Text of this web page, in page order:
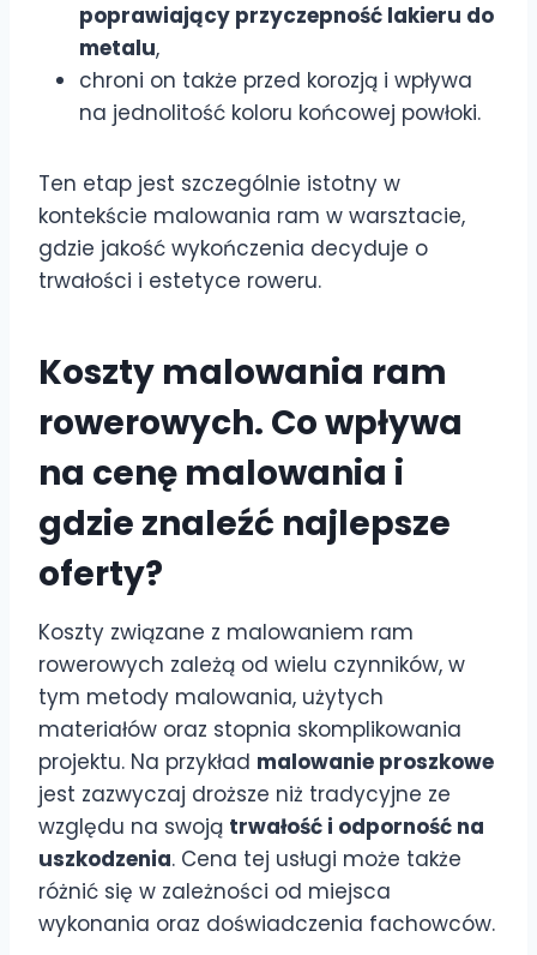
poprawiający przyczepność lakieru do
metalu,
chroni on także przed korozją i wpływa
na jednolitość koloru końcowej powłoki.
Ten etap jest szczególnie istotny w
kontekście malowania ram w warsztacie,
gdzie jakość wykończenia decyduje o
trwałości i estetyce roweru.
Koszty malowania ram
rowerowych. Co wpływa
na cenę malowania i
gdzie znaleźć najlepsze
oferty?
Koszty związane z malowaniem ram
rowerowych zależą od wielu czynników, w
tym metody malowania, użytych
materiałów oraz stopnia skomplikowania
projektu. Na przykład malowanie proszkowe
jest zazwyczaj droższe niż tradycyjne ze
względu na swoją trwałość i odporność na
uszkodzenia. Cena tej usługi może także
różnić się w zależności od miejsca
wykonania oraz doświadczenia fachowców.